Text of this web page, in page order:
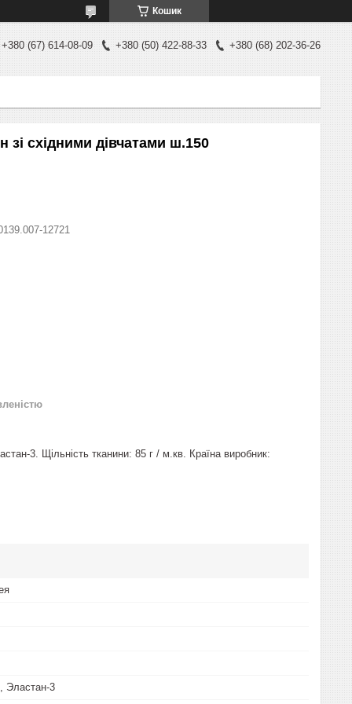
Кошик
+380 (67) 614-08-09 +380 (50) 422-88-33 +380 (68) 202-36-26
зі східними дівчатами ш.150
12721
3. Щільність тканини: 85 г / м.кв. Країна виробник:
Эластан-3